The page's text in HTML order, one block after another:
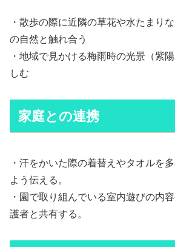
・散歩の際に近隣の草花や水たまり
の自然と触れ合う
・地域で見かける梅雨時の光景（紫
しむ
家庭との連携
・汗をかいた際の着替えやタオルを
よう伝える。
・園で取り組んでいる室内遊びの内
護者と共有する。